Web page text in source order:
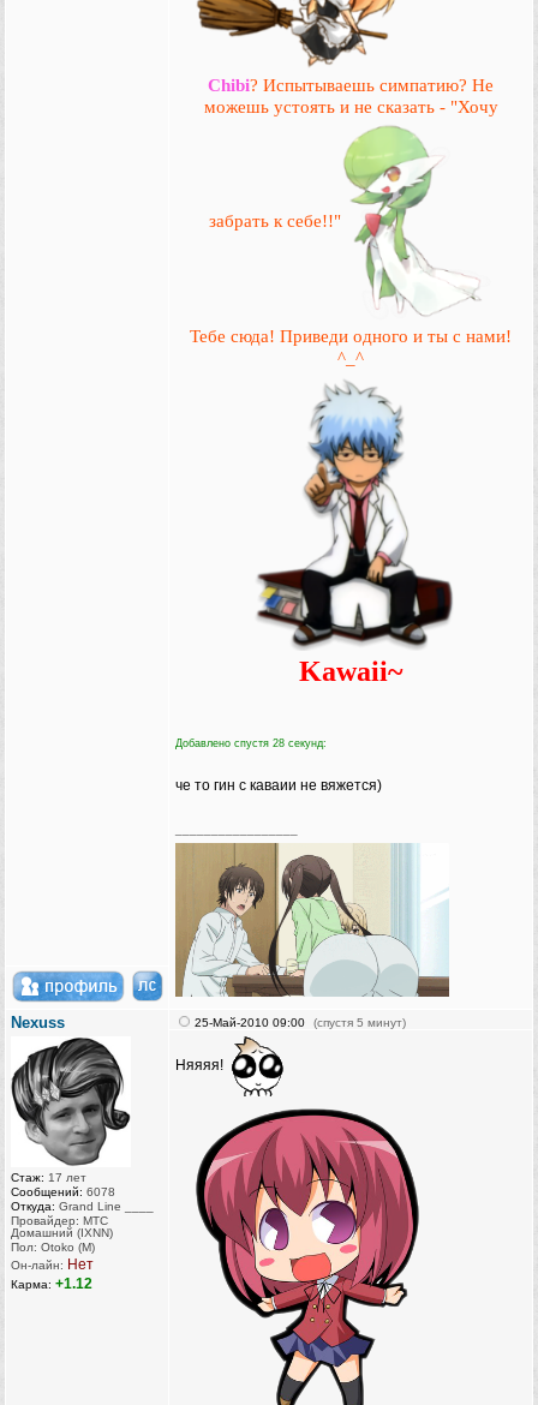
Chibi? Испытываешь симпатию? Не
можешь устоять и не сказать - "Хочу
забрать к себе!!"
Тебе сюда! Приведи одного и ты с нами!
^_^
Kawaii~
Добавлено спустя 28 секунд:
че то гин с каваии не вяжется)
Nexuss
Стаж: 17 лет
Сообщений: 6078
Откуда: Grand Line ____
Провайдер: МТС
Домашний (IXNN)
Пол: Otoko (M)
Он-лайн: Нет
Карма: +1.12
25-Май-2010 09:00 (спустя 5 минут)
Няяяя!